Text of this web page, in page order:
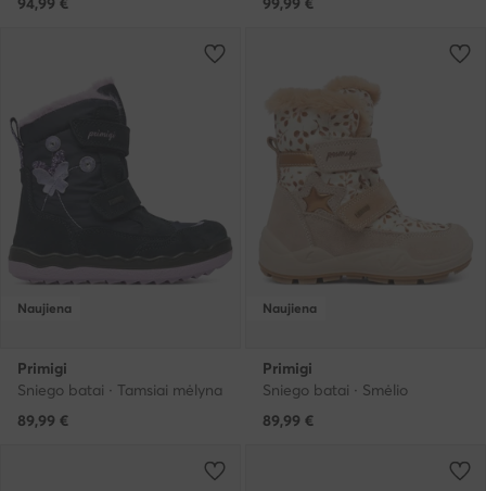
Naujiena
Primigi
Sniego batai · Tamsiai mėlyna
89,99 €
Naujiena
Primigi
Sniego batai · Smėlio
89,99 €